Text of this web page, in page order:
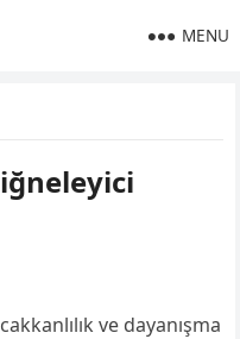
MENU
ve dayanışma